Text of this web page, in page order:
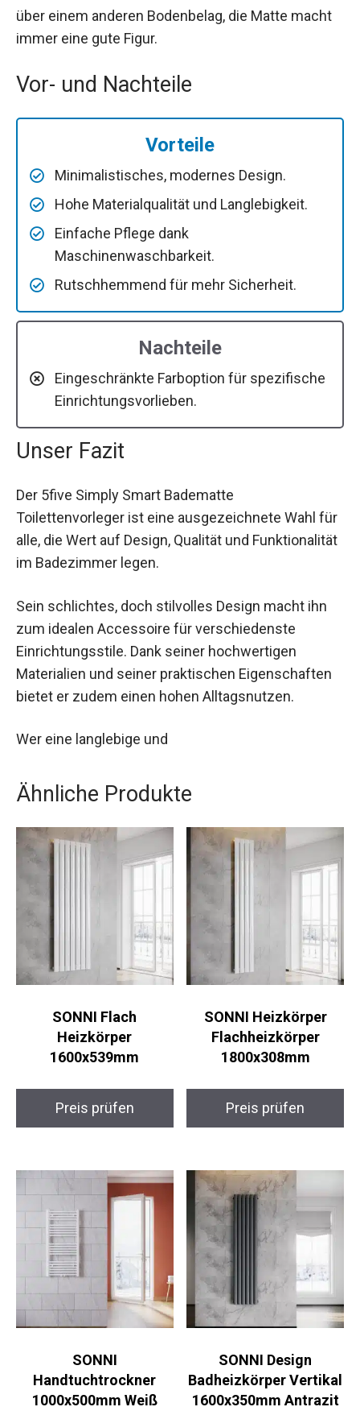
über einem anderen Bodenbelag, die Matte macht
immer eine gute Figur.
Vor- und Nachteile
Vorteile
Minimalistisches, modernes Design.
Hohe Materialqualität und Langlebigkeit.
Einfache Pflege dank
Maschinenwaschbarkeit.
Rutschhemmend für mehr Sicherheit.
Nachteile
Eingeschränkte Farboption für spezifische
Einrichtungsvorlieben.
Unser Fazit
Der 5five Simply Smart Badematte
Toilettenvorleger ist eine ausgezeichnete Wahl für
alle, die Wert auf Design, Qualität und Funktionalität
im Badezimmer legen.
Sein schlichtes, doch stilvolles Design macht ihn
zum idealen Accessoire für verschiedenste
Einrichtungsstile. Dank seiner hochwertigen
Materialien und seiner praktischen Eigenschaften
bietet er zudem einen hohen Alltagsnutzen.
Wer eine langlebige und
Ähnliche Produkte
SONNI Flach
Heizkörper
1600x539mm
Preis prüfen
SONNI Heizkörper
Flachheizkörper
1800x308mm
Preis prüfen
SONNI
Handtuchtrockner
1000x500mm Weiß
SONNI Design
Badheizkörper Vertikal
1600x350mm Antrazit